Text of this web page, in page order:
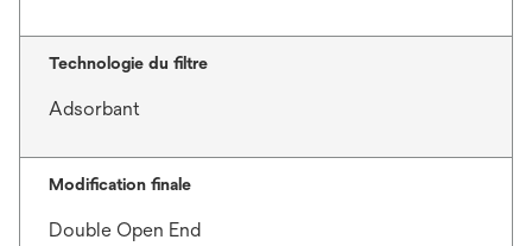
Technologie du filtre
Adsorbant
Modification finale
Double Open End